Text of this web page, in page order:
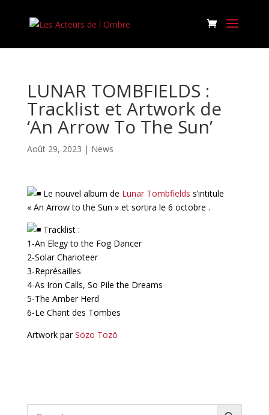
LUNAR TOMBFIELDS :
Tracklist et Artwork de
‘An Arrow To The Sun’
Août 29, 2023 | News
Le nouvel album de Lunar Tombfields s’intitule
« An Arrow to the Sun » et sortira le 6 octobre .
Tracklist :
1-An Elegy to the Fog Dancer
2-Solar Charioteer
3-Représailles
4-As Iron Calls, So Pile the Dreams
5-The Amber Herd
6-Le Chant des Tombes
Artwork parSözo Tozö